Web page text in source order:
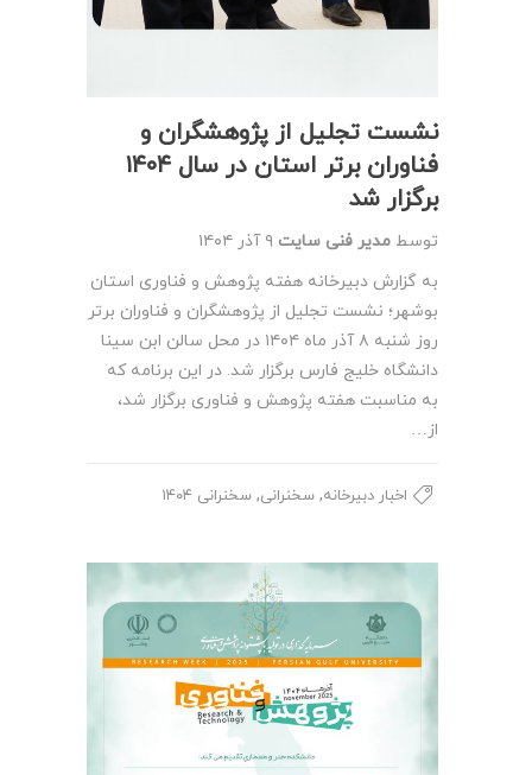
نشست تجلیل از پژوهشگران و
فناوران برتر استان در سال ۱۴۰۴
برگزار شد
توسط مدیر فنی سایت ۹ آذر ۱۴۰۴
به گزارش دبیرخانه هفته پژوهش و فناوری استان
بوشهر؛ نشست تجلیل از پژوهشگران و فناوران برتر
روز شنبه ۸ آذر ماه ۱۴۰۴ در محل سالن ابن سینا
دانشگاه خلیج فارس برگزار شد. در این برنامه که
به مناسبت هفته پژوهش و فناوری برگزار شد،
از…
اخبار دبیرخانه, سخنرانی, سخنرانی ۱۴۰۴